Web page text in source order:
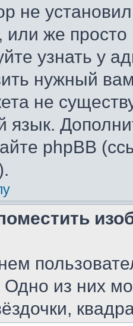
не
же
узнать у
нужный
не
язык.
phpBB
из них